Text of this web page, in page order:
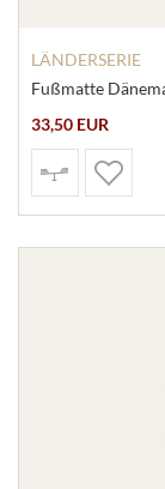
LÄNDERSERIE
Fußmatte
33,50 EUR